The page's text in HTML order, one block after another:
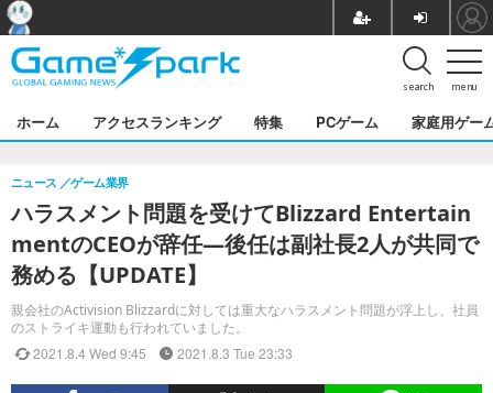
menu
search
ホーム アクセスランキング 特集 PCゲーム 家庭用ゲー
ハラスメント問題を受けてBlizzard Entertain
mentのCEOが辞任―後任は副社長2人が共同で
務める【UPDATE】
親会社のActivision Blizzardに対しては重大なハラスメント問題が浮上し、社員
のストライキ運動も行われていました。
ニュース ゲーム業界
2021.8.4 Wed 9:45 2021.8.3 Tue 23:33